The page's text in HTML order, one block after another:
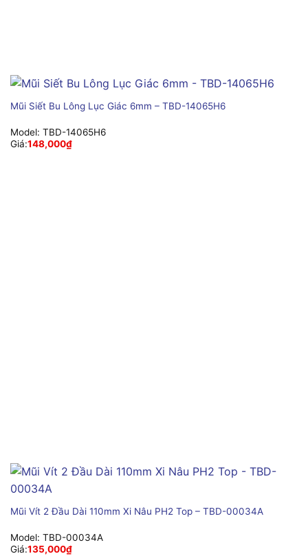
Mũi Siết Bu Lông Lục Giác 6mm – TBD-14065H6
Model: TBD-14065H6
Giá:148,000₫
Mũi Vít 2 Đầu Dài 110mm Xi Nâu PH2 Top – TBD-00034A
Model: TBD-00034A
Giá:135,000₫